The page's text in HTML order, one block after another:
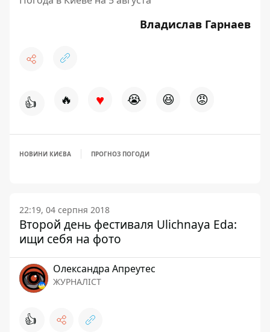
Владислав Гарнаев
👍 🔥 ♥ 😭 😆 😡
НОВИНИ КИЄВА ПРОГНОЗ ПОГОДИ
22:19, 04 серпня 2018
Второй день фестиваля Ulichnaya Eda:
ищи себя на фото
Олександра Апреутес
ЖУРНАЛІСТ
👍